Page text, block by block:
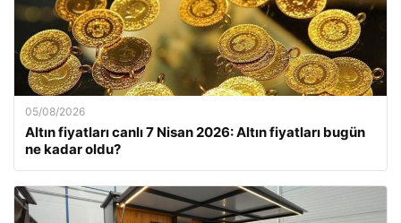
05/08/2026
Altın fiyatları canlı 7 Nisan 2026: Altın fiyatları bugün
ne kadar oldu?